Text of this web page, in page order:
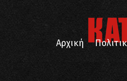
Αρχική
Πολιτικά